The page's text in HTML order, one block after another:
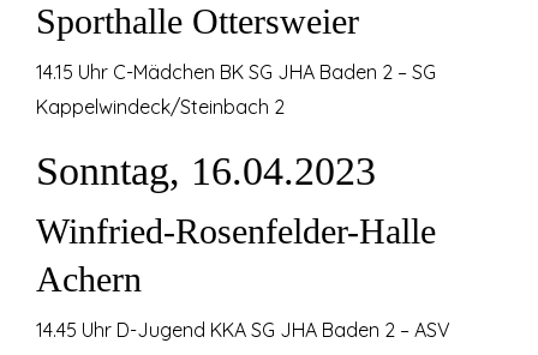
Sporthalle Ottersweier
14.15 Uhr C-Mädchen BK SG JHA Baden 2 – SG
Kappelwindeck/Steinbach 2
Sonntag, 16.04.2023
Winfried-Rosenfelder-Halle
Achern
14.45 Uhr D-Jugend KKA SG JHA Baden 2 – ASV